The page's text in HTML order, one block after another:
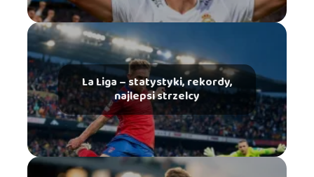
La Liga – statystyki, rekordy,
najlepsi strzelcy